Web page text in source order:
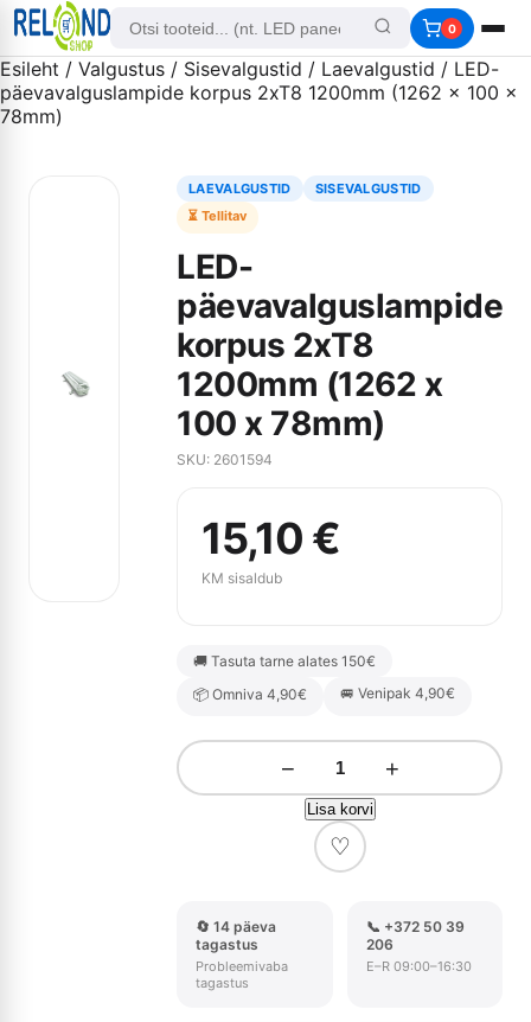
0
Esileht / Valgustus / Sisevalgustid / Laevalgustid / LED-
päevavalguslampide korpus 2xT8 1200mm (1262 x 100 x
78mm)
LAEVALGUSTID
SISEVALGUSTID
⏳ Tellitav
LED-
päevavalguslampide
korpus 2xT8
1200mm (1262 x
100 x 78mm)
SKU: 2601594
15,10 €
KM sisaldub
🚚 Tasuta tarne alates 150€
📦 Omniva 4,90€
🚐 Venipak 4,90€
− +
Lisa korvi
♡
🔄 14 päeva
tagastus
Probleemivaba
tagastus
📞 +372 50 39
206
E–R 09:00–16:30